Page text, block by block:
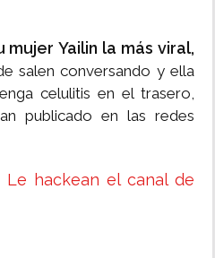
mujer Yailin la más viral,
salen conversando y ella
celulitis en el trasero,
publicado en las redes
Le hackean el canal de